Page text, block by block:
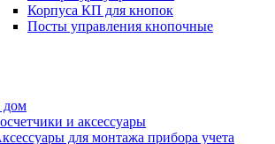
Корпуса КП для кнопок
Посты управления кнопочные
и аксессуары
для монтажа прибора учета